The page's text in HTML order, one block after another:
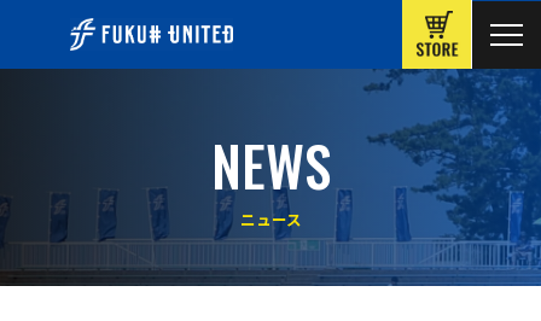
NEWS
ニュース